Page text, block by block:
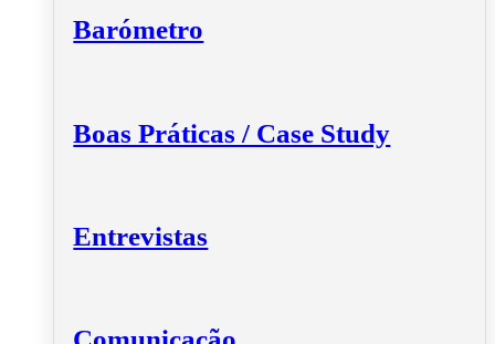
Barómetro
Boas Práticas / Case Study
Entrevistas